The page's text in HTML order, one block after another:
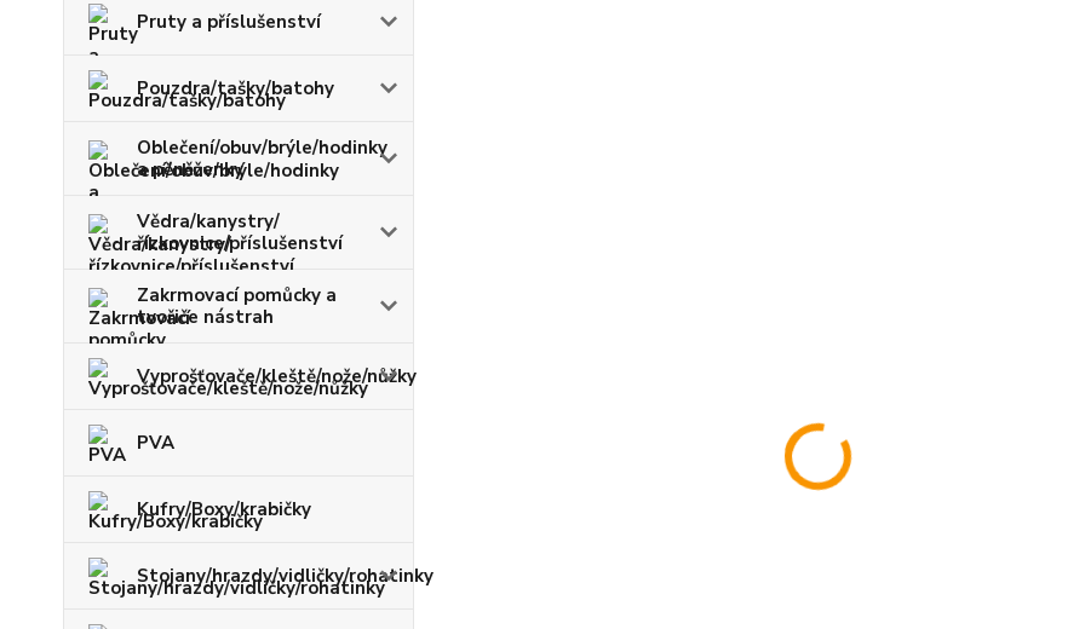
Pruty a příslušenství
Pouzdra/tašky/batohy
Oblečení/obuv/brýle/hodinky
a pěněženky
Vědra/kanystry/
řízkovnice/příslušenství
Zakrmovací pomůcky a
tvořiče nástrah
Vyprošťovače/kleště/nože/nůžky
PVA
Kufry/Boxy/krabičky
Stojany/hrazdy/vidličky/rohatinky